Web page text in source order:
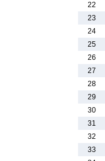
22
23
24
25
26
27
28
29
30
31
32
33